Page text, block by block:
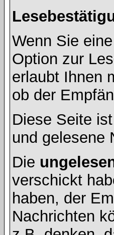
Wenn Sie
Option zur
erlaubt Ihnen
ob der
Diese Seite
und gelesene
Die
verschickt
haben, der
Nachrichten